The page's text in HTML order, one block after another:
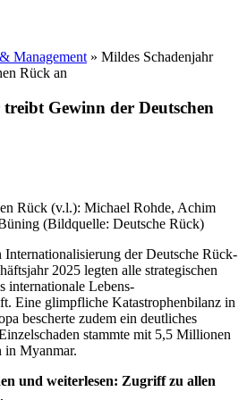
Management » Mildes Schadenjahr
Rück an
Gewinn der Deutschen
Rück (v.l.): Michael Rohde, Achim
(Bildquelle: Deutsche Rück)
Internationalisierung der Deutsche Rück-
2025 legten alle strategischen
internationale Lebens-
Eine glimpfliche Katastrophenbilanz in
bescherte zudem ein deutliches
stammte mit 5,5 Millionen
in Myanmar.
und weiterlesen: Zugriff zu allen